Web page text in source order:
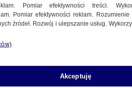
Pomiar efektywności treści.
Pomiar efektywności reklam.
źródeł. Rozwój i ulepszanie usług.
Akceptuję